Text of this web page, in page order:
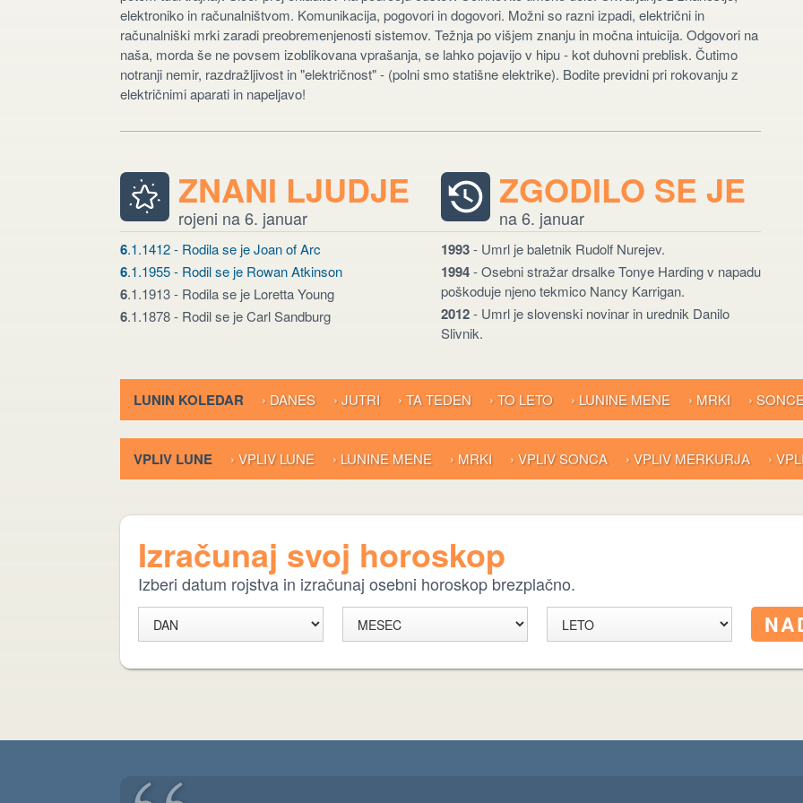
elektroniko in računalništvom. Komunikacija, pogovori in dogovori. Možni so razni izpadi, električni in
računalniški mrki zaradi preobremenjenosti sistemov. Težnja po višjem znanju in močna intuicija. Odgovori na
naša, morda še ne povsem izoblikovana vprašanja, se lahko pojavijo v hipu - kot duhovni preblisk. Čutimo
notranji nemir, razdražljivost in "električnost" - (polni smo statišne elektrike). Bodite previdni pri rokovanju z
električnimi aparati in napeljavo!
ZNANI LJUDJE
rojeni na 6. januar
6.1.1412 - Rodila se je Joan of Arc
6.1.1955 - Rodil se je Rowan Atkinson
6.1.1913 - Rodila se je Loretta Young
6.1.1878 - Rodil se je Carl Sandburg
ZGODILO SE JE
na 6. januar
1993- Umrl je baletnik Rudolf Nurejev.
1994- Osebni stražar drsalke Tonye Harding v napadu
poškoduje njeno tekmico Nancy Karrigan.
2012- Umrl je slovenski novinar in urednik Danilo
Slivnik.
LUNIN KOLEDAR › DANES › JUTRI › TA TEDEN › TO LETO › LUNINE MENE › MRKI ›
VPLIV LUNE › VPLIV LUNE › LUNINE MENE › MRKI › VPLIV SONCA › VPLIV MERKURJA ›
Izračunaj svoj horoskop
Izberi datum rojstva in izračunaj osebni horoskop brezplačno.